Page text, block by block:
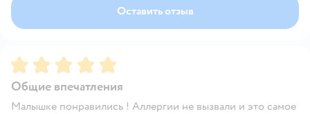
Оставить отзыв
Рейтинг:5
Общие впечатления
Малышке понравились ! Аллергии не вызвали и это самое